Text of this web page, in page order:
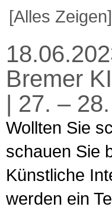
[Alles Zeigen]
Bremer
| 27. –
Wollten Sie
schauen Sie
Künstliche
werden ein